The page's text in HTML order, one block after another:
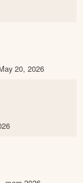
20, 2026